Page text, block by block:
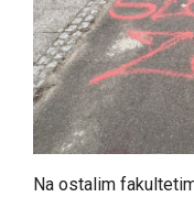
Na ostalim